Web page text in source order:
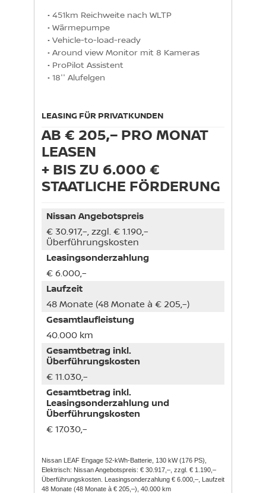
• 451km Reichweite nach WLTP
• Wärmepumpe
• Vehicle-to-load-ready
• Around view Monitor mit 8 Kameras
• ProPilot Assistent
• 18'' Alufelgen
LEASING FÜR PRIVATKUNDEN
AB € 205,– PRO MONAT
LEASEN
+ BIS ZU 6.000 €
STAATLICHE FÖRDERUNG
Nissan Angebotspreis
€ 30.917,–, zzgl. € 1.190,–
Überführungskosten
Leasingsonderzahlung
€ 6.000,–
Laufzeit
48 Monate (48 Monate à € 205,–)
Gesamtlaufleistung
40.000 km
Gesamtbetrag inkl.
Überführungskosten
€ 11.030,–
Gesamtbetrag inkl.
Leasingsonderzahlung und
Überführungskosten
€ 17.030,–
Nissan LEAF Engage 52-kWh-Batterie, 130 kW (176 PS),
Elektrisch: Nissan Angebotspreis: € 30.917,–, zzgl. € 1.190,–
Überführungskosten. Leasingsonderzahlung € 6.000,–, Laufzeit
48 Monate (48 Monate à € 205,–), 40.000 km